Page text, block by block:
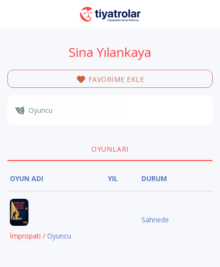
Sina Yılankaya
FAVORİME EKLE
Oyuncu
OYUNLARI
OYUN ADI YIL DURUM
İmpropati / Oyuncu
Sahnede